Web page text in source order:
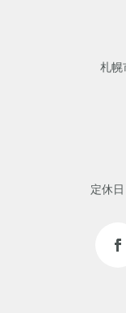
札幌
定休